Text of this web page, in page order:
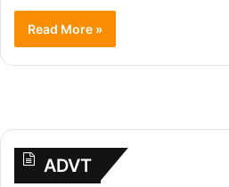
Read More »
ADVT